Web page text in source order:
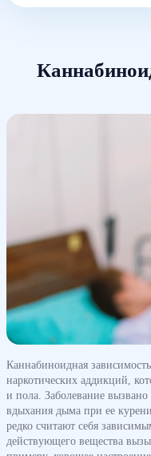
Каннабиноидная
наркотических аддикций,
и пола. Заболевание
вдыхания дыма при ее
редко считают себя
действующего вещества